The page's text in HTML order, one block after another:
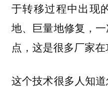
于转移过程中出现
地、巨量地修复，
点，这是很多厂家在
这个技术很多人知